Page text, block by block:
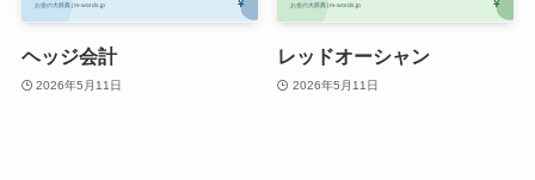
ヘッジ会計
2026年5月11日
レッドオーシャン
2026年5月11日